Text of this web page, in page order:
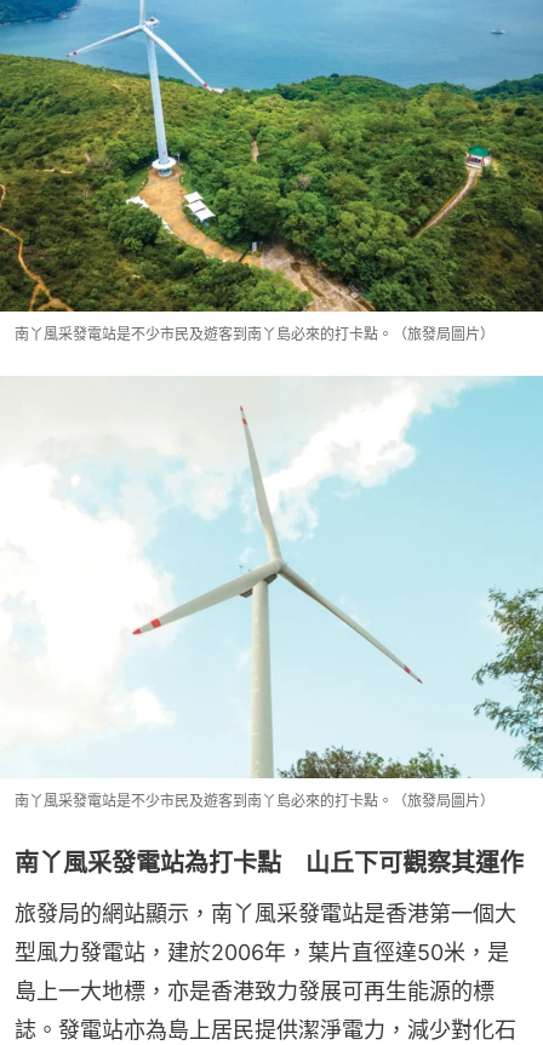
南丫風采發電站是不少市民及遊客到南丫島必來的打卡點。（旅發局圖片）
南丫風采發電站是不少市民及遊客到南丫島必來的打卡點。（旅發局圖片）
南丫風采發電站為打卡點 山丘下可觀察其運作
旅發局的網站顯示，南丫風采發電站是香港第一個大
型風力發電站，建於2006年，葉片直徑達50米，是
島上一大地標，亦是香港致力發展可再生能源的標
誌。發電站亦為島上居民提供潔淨電力，減少對化石